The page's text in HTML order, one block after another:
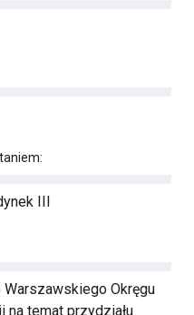
III
Okręgu
na temat przydziału